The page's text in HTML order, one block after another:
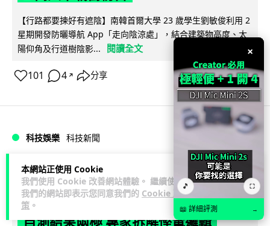
本網站正使用 Cookie
我們使用 Cookie 改善網站體驗。 繼續使用
我們的網站即表示您同意我們的 Cookie 政
策 。
【行路都要揀好有遮陰】南韓首爾大學 23 歲學生劉敏俊利用 2
星期開發防曬導航 App「走向陰涼處」，結合建築物高度、太
陽仰角及行道樹陰影...
閱讀全文
101 4 ↗ 分享
科技娛樂 科技新聞
arthur 2 日
冷氣 24 小時長開電費更平？內地網民
自測結果兩極 專家拆解慳電邏輯
×
🎵 ⛶
📖 詳細評測 →